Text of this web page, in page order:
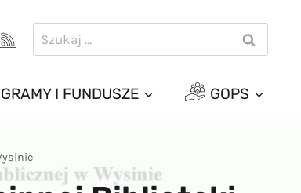
Szukaj:
I FUNDUSZE GOPS